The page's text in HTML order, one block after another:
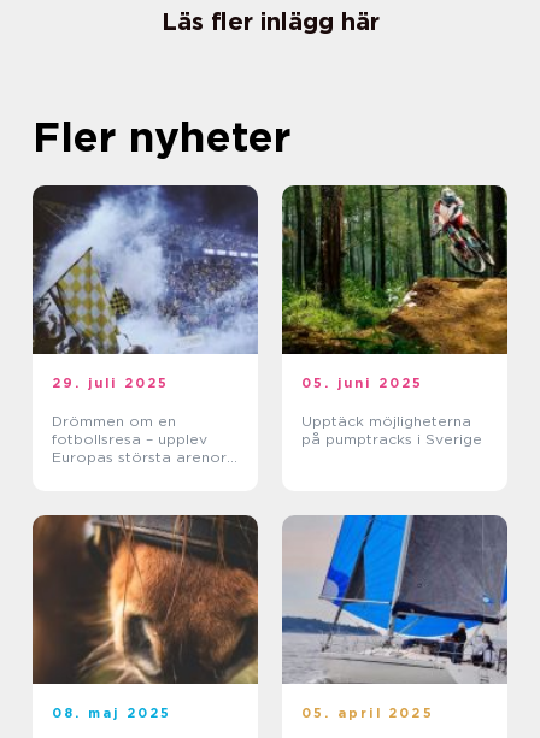
Läs fler inlägg här
Fler nyheter
29. juli 2025
Drömmen om en
fotbollsresa – upplev
Europas största arenor
05. juni 2025
Upptäck möjligheterna
på pumptracks i Sverige
08. maj 2025 05. april 2025